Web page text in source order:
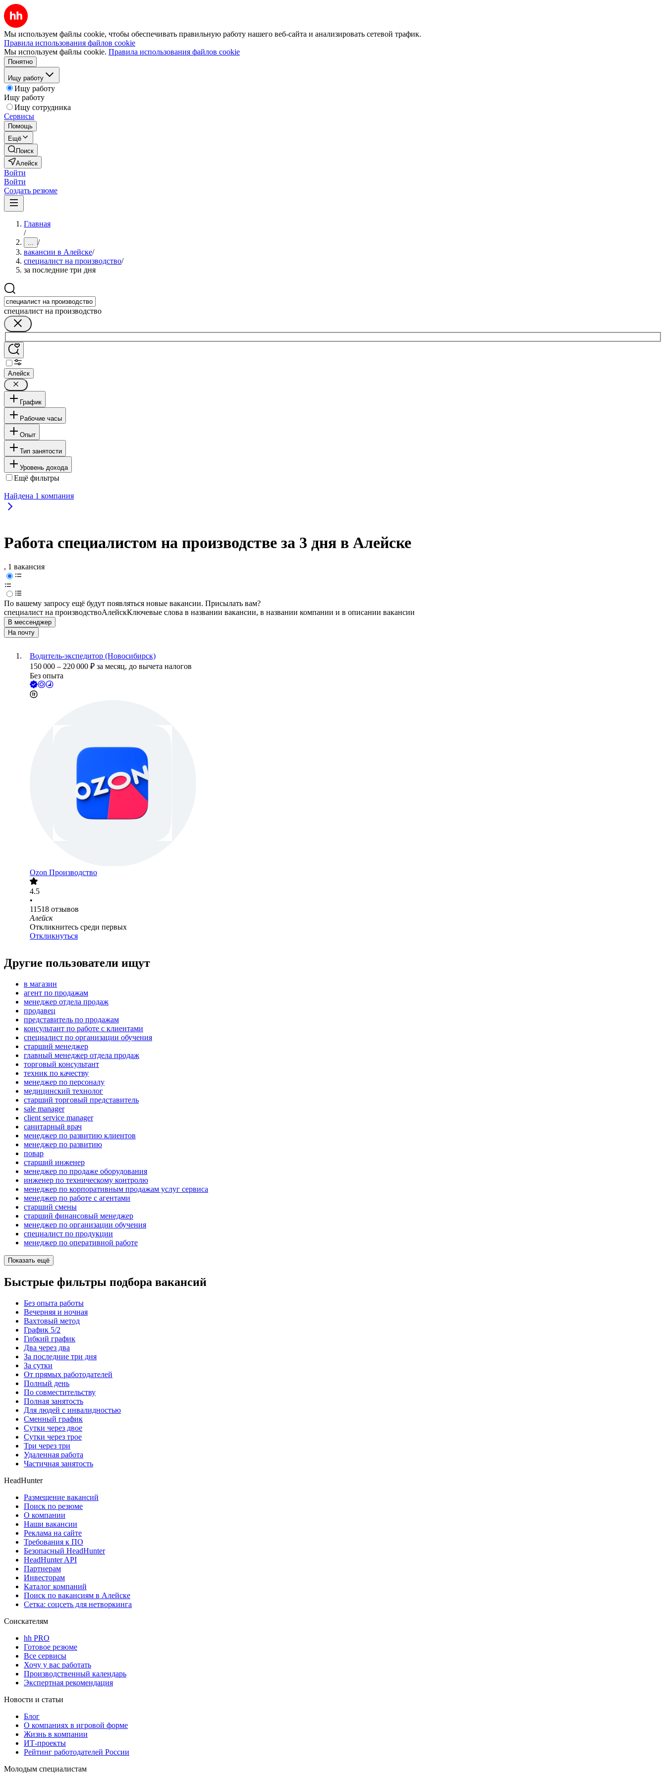
Мы используем файлы cookie, чтобы обеспечивать правильную работу нашего веб-сайта и анализировать сетевой трафик.
Правила использования файлов cookie
Мы используем файлы cookie. Правила использования файлов cookie
Понятно
Ищу работу
Ищу работу
Ищу работу
Ищу сотрудника
Сервисы
Помощь
Ещё
Поиск
Алейск
Войти
Войти
Создать резюме
Главная
/
... /
вакансии в Алейске/
специалист на производство/
за последние три дня
специалист на производство
Алейск
График
Рабочие часы
Опыт
Тип занятости
Уровень дохода
Ещё фильтры
Найдена 1 компания
Работа специалистом на производстве за 3 дня в Алейске
, 1 вакансия
По вашему запросу ещё будут появляться новые вакансии. Присылать вам?
специалист на производствоАлейскКлючевые слова в названии вакансии, в названии компании и в описании вакансии
В мессенджер
На почту
Водитель-экспедитор (Новосибирск)
150 000 – 220 000 ₽ за месяц, до вычета налогов
Без опыта
Ozon Производство
4.5
•
11518 отзывов
Алейск
Откликнитесь среди первых
Откликнуться
Другие пользователи ищут
в магазин
агент по продажам
менеджер отдела продаж
продавец
представитель по продажам
консультант по работе с клиентами
специалист по организации обучения
старший менеджер
главный менеджер отдела продаж
торговый консультант
техник по качеству
менеджер по персоналу
медицинский технолог
старший торговый представитель
sale manager
client service manager
санитарный врач
менеджер по развитию клиентов
менеджер по развитию
повар
старший инженер
менеджер по продаже оборудования
инженер по техническому контролю
менеджер по корпоративным продажам услуг сервиса
менеджер по работе с агентами
старший смены
старший финансовый менеджер
менеджер по организации обучения
специалист по продукции
менеджер по оперативной работе
Показать ещё
Быстрые фильтры подбора вакансий
Без опыта работы
Вечерняя и ночная
Вахтовый метод
График 5/2
Гибкий график
Два через два
За последние три дня
За сутки
От прямых работодателей
Полный день
По совместительству
Полная занятость
Для людей с инвалидностью
Сменный график
Сутки через двое
Сутки через трое
Три через три
Удаленная работа
Частичная занятость
HeadHunter
Размещение вакансий
Поиск по резюме
О компании
Наши вакансии
Реклама на сайте
Требования к ПО
Безопасный HeadHunter
HeadHunter API
Партнерам
Инвесторам
Каталог компаний
Поиск по вакансиям в Алейске
Сетка: соцсеть для нетворкинга
Соискателям
hh PRO
Готовое резюме
Все сервисы
Хочу у вас работать
Производственный календарь
Экспертная рекомендация
Новости и статьи
Блог
О компаниях в игровой форме
Жизнь в компании
ИТ-проекты
Рейтинг работодателей России
Молодым специалистам